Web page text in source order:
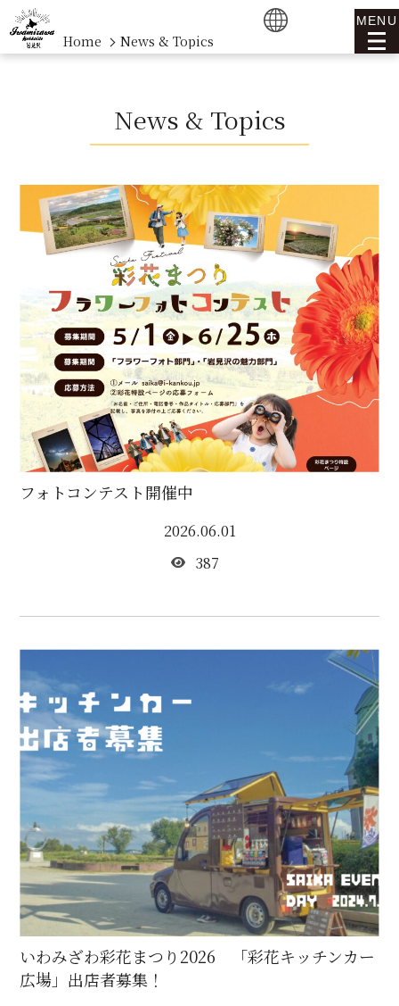
MENU
Home News & Topics
News & Topics
フォトコンテスト開催中
2026.06.01
387
いわみざわ彩花まつり2026 「彩花キッチンカー
広場」出店者募集！